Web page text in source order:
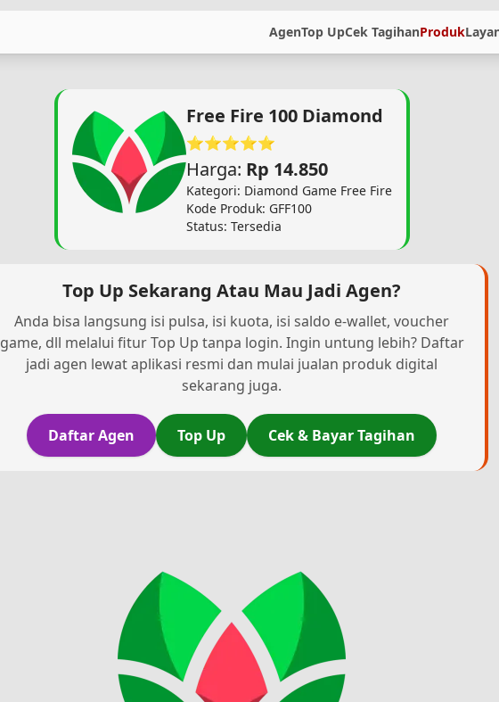
AgenTop UpCek TagihanProduk
Free Fire 100 Diamond
⭐⭐⭐⭐⭐
Harga: Rp 14.850
Kategori: Diamond Game Free Fire
Kode Produk: GFF100
Status: Tersedia
Top Up Sekarang Atau Mau Jadi Agen?
Anda bisa langsung isi pulsa, isi kuota, isi saldo e-wallet, voucher
game, dll melalui fitur Top Up tanpa login. Ingin untung lebih? Daftar
jadi agen lewat aplikasi resmi dan mulai jualan produk digital
sekarang juga.
Daftar Agen Top Up Cek & Bayar Tagihan